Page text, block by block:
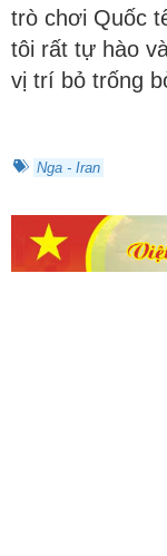
trò chơi Quốc
tôi rất tự hào
vị trí bỏ trống
Nga - Iran